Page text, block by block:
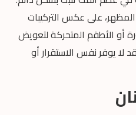
على عكس التركيبات
أو الأطقم المتحركة لتعويض
لا يوفر نفس الاستقرار أو